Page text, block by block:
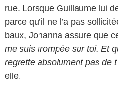
rue. Lorsque Guillaume lui
parce qu’il ne l’a pas
baux, Johanna assure que
me suis trompée sur toi. Et
regrette absolument pas de
elle.